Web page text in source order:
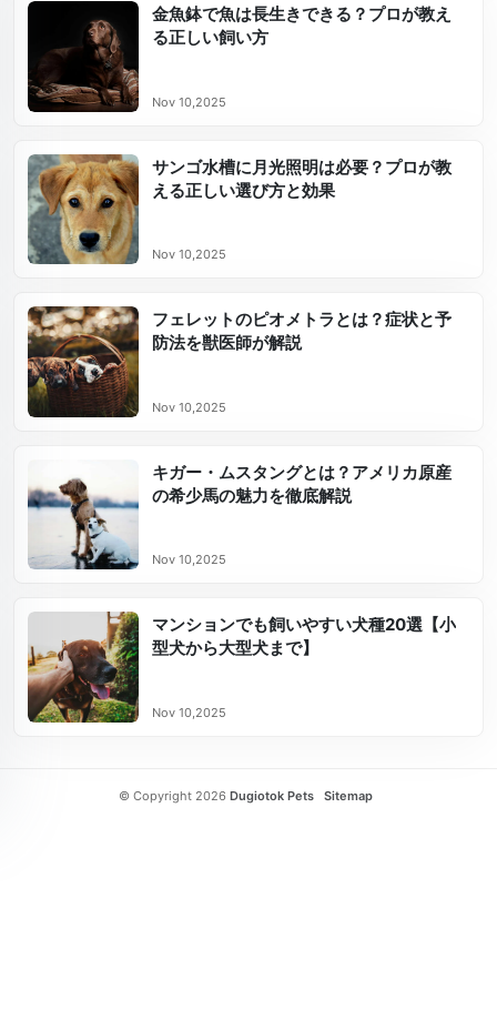
金魚鉢で魚は長生きできる？プロが教え
る正しい飼い方
Nov 10,2025
サンゴ水槽に月光照明は必要？プロが教
える正しい選び方と効果
Nov 10,2025
フェレットのピオメトラとは？症状と予
防法を獣医師が解説
Nov 10,2025
キガー・ムスタングとは？アメリカ原産
の希少馬の魅力を徹底解説
Nov 10,2025
マンションでも飼いやすい犬種20選【小
型犬から大型犬まで】
Nov 10,2025
© Copyright 2026 Dugiotok Pets Sitemap